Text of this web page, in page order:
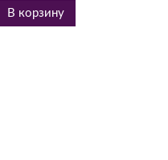
В корзину